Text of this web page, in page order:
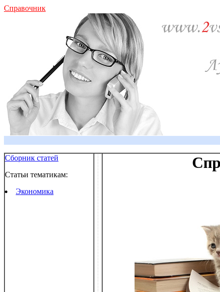
Справочник
Сборник статей
Статьи тематикам:
Экономика